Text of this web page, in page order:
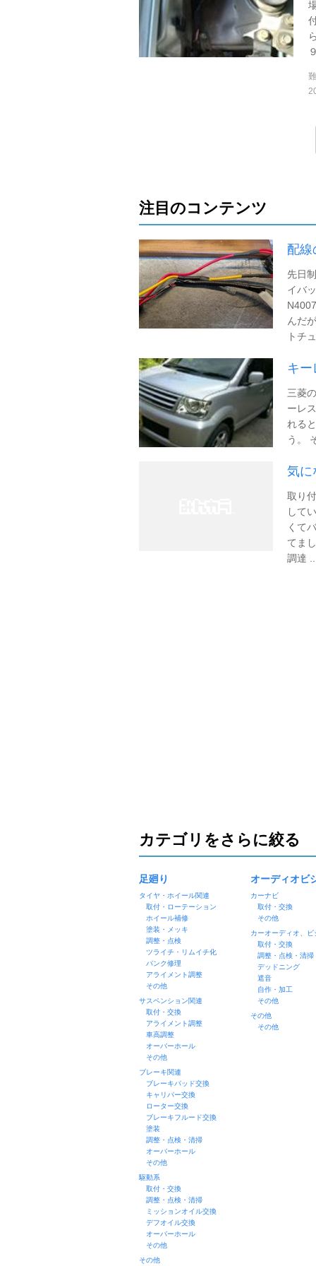
注目のコンテンツ
配線
先日
イバ
んだ
トチ
キー
三菱
ーレ
れる
う。
気に
取り
して
くて
てま
調達
カテゴリをさらに絞る
足廻り
タイヤ・ホイール関連
取付・ローテーション
ホイール補修
塗装・メッキ
調整・点検
ツライチ・リムイチ化
パンク修理
アライメント調整
その他
サスペンション関連
取付・交換
アライメント調整
車高調整
オーバーホール
その他
ブレーキ関連
ブレーキパッド交換
キャリパー交換
ローター交換
ブレーキフルード交換
塗装
調整・点検・清掃
オーバーホール
その他
駆動系
取付・交換
調整・点検・清掃
ミッションオイル交換
デフオイル交換
オーバーホール
その他
その他
オーディオビ
カーナビ
取付・交換
その他
カーオーディオ、ビ
取付・交換
調整・点検・清掃
デッドニング
遮音
自作・加工
その他
その他
その他